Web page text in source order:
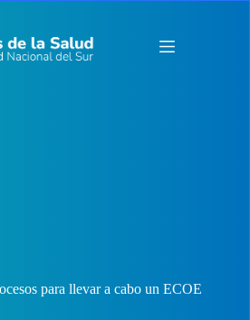
para llevar a cabo un ECOE